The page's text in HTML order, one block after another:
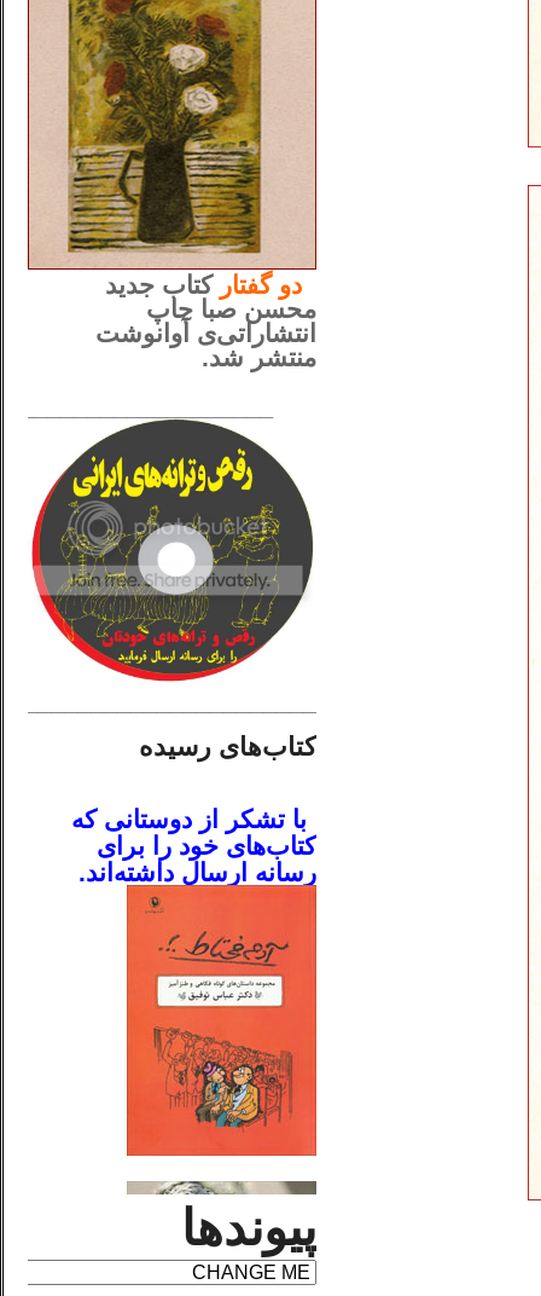
دوگفتار کتاب جدید
محسن صبا چاپ
انتشاراتی‌ی آوانوشت
منتشر شد.
کتاب‌های رسیده
با تشکر از دوستانی که
کتاب‌های خود را برای
رسانه ارسال داشته‌اند.
پیوندها